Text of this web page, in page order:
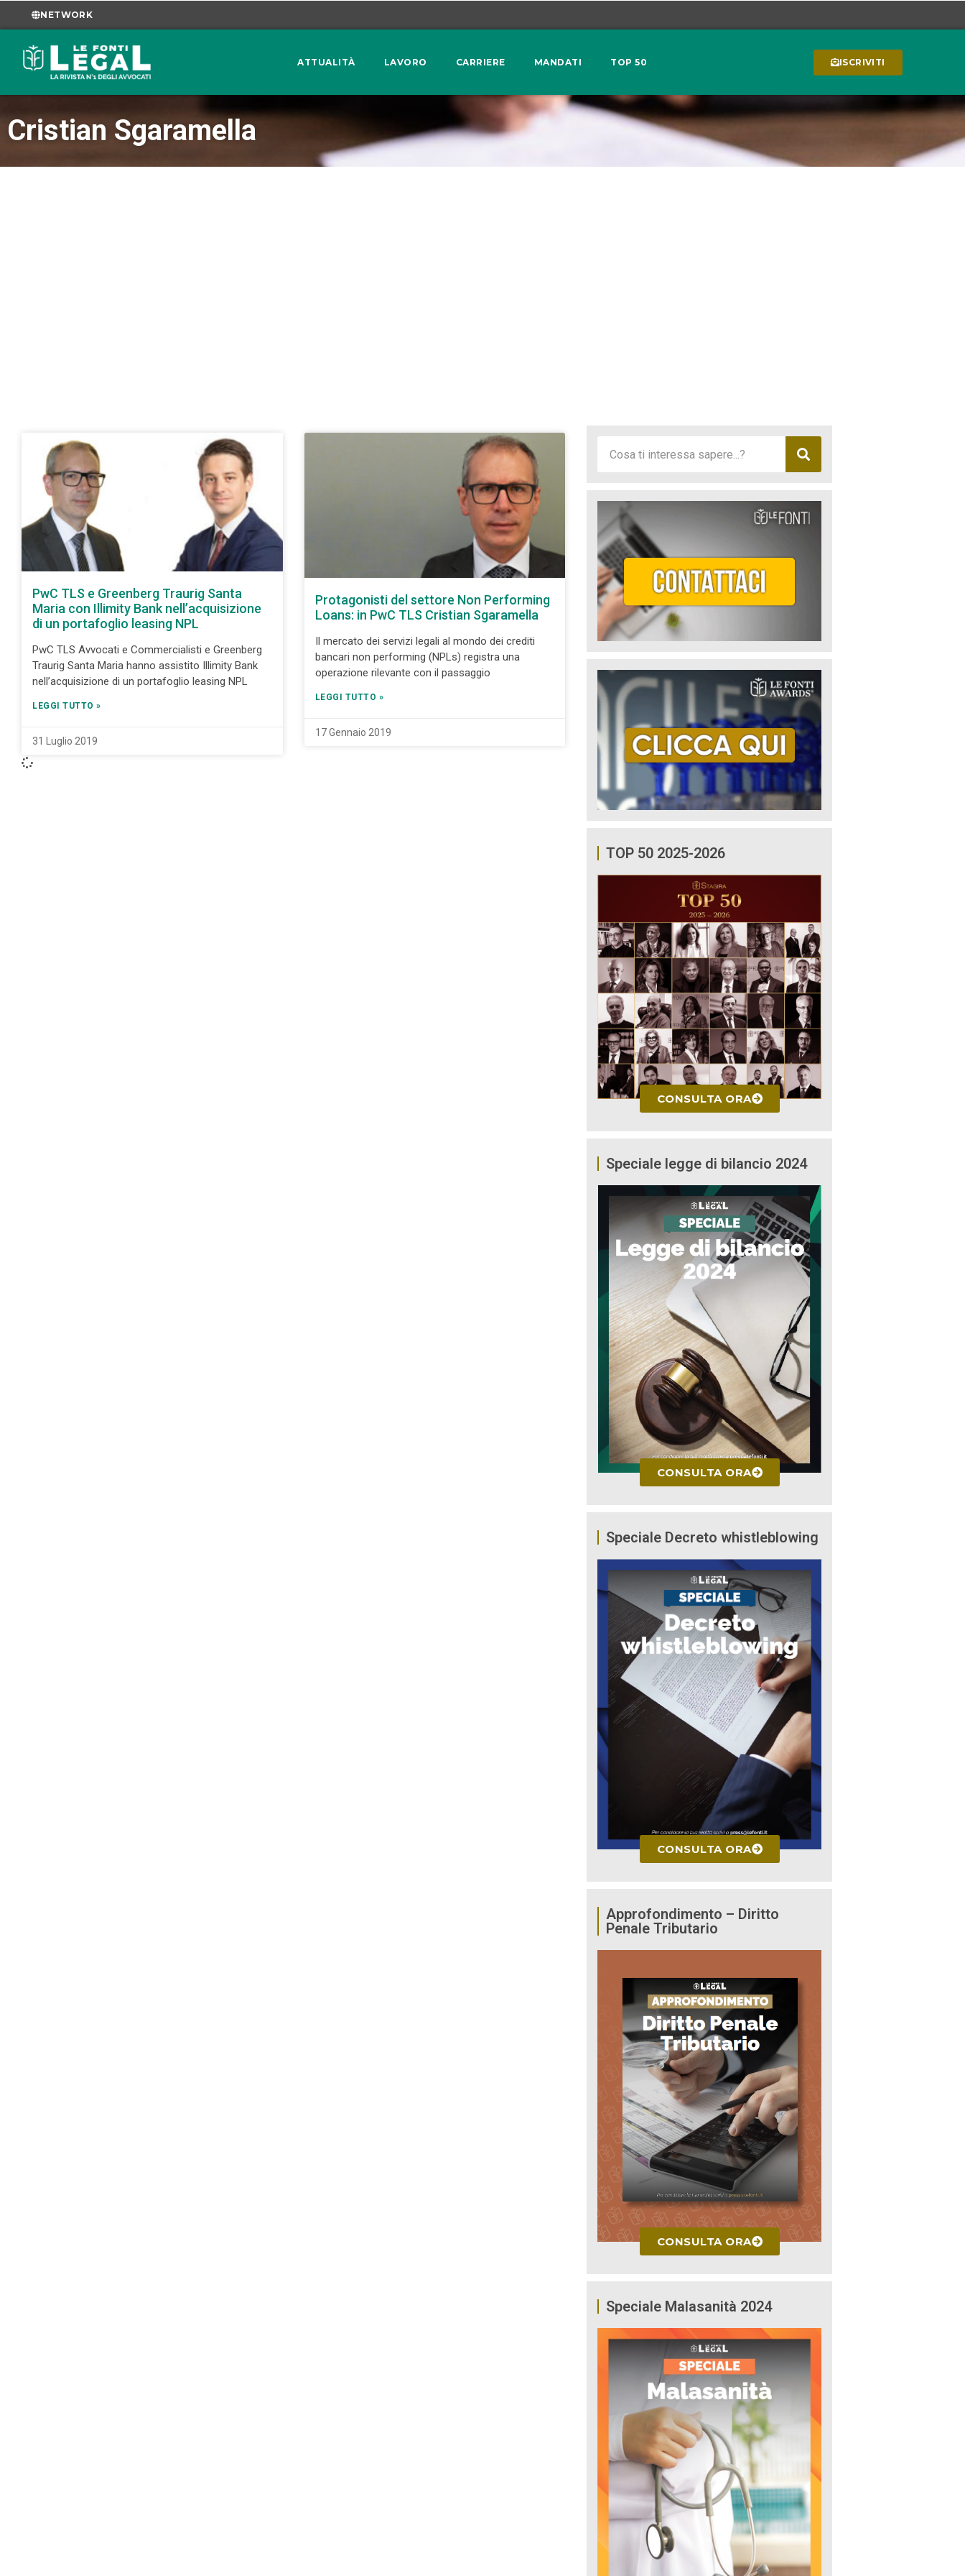
NETWORK
ATTUALITÀ LAVORO CARRIERE MANDATI TOP 50 ISCRIVITI
Cristian Sgaramella
PwC TLS e Greenberg Traurig Santa
Maria con Illimity Bank nell’acquisizione
di un portafoglio leasing NPL
PwC TLS Avvocati e Commercialisti e Greenberg
Traurig Santa Maria hanno assistito Illimity Bank
nell’acquisizione di un portafoglio leasing NPL
LEGGI TUTTO »
31 Luglio 2019
Protagonisti del settore Non Performing
Loans: in PwC TLS Cristian Sgaramella
Il mercato dei servizi legali al mondo dei crediti
bancari non performing (NPLs) registra una
operazione rilevante con il passaggio
LEGGI TUTTO »
17 Gennaio 2019
TOP 50 2025-2026
CONSULTA ORA
Speciale legge di bilancio 2024
CONSULTA ORA
Speciale Decreto whistleblowing
CONSULTA ORA
Approfondimento – Diritto
Penale Tributario
CONSULTA ORA
Speciale Malasanità 2024